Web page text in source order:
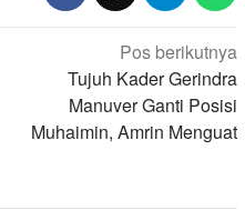
Pos berikutnya
Tujuh Kader Gerindra
Manuver Ganti Posisi
Muhaimin, Amrin Menguat